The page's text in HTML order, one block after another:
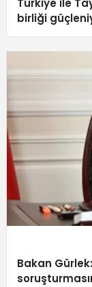
birliği
Bakan